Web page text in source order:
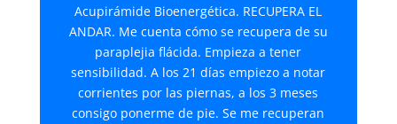
Acupirámide Bioenergética. RECUPERA EL
ANDAR. Me cuenta cómo se recupera de su
paraplejia flácida. Empieza a tener
sensibilidad. A los 21 días empiezo a notar
corrientes por las piernas, a los 3 meses
consigo ponerme de pie. Se me recuperan